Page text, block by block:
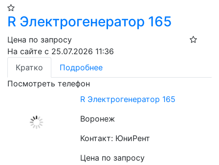
R Электрогенератор 165
Цена по запросу
На сайте с 25.07.2026 11:36
Кратко
Подробнее
Посмотреть телефон
R Электрогенератор 165
Воронеж
Контакт: ЮниРент
Цена по запросу